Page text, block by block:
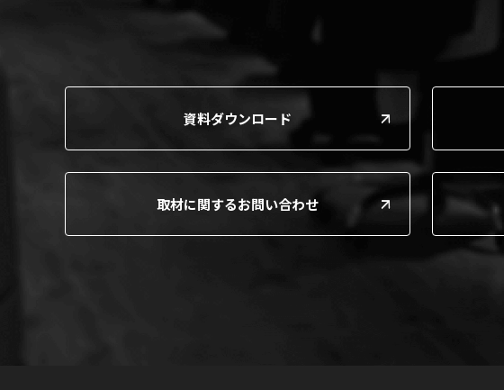
資料ダウンロード
取材に関するお問い合わせ